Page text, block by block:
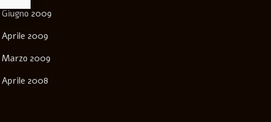
Giugno 2009
Aprile 2009
Marzo 2009
Aprile 2008